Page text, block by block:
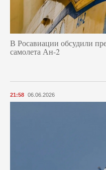
В Росавиации обсудили
самолета Ан-2
21:58 06.06.2026